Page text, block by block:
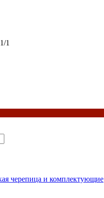
1
черепица и комплектующие